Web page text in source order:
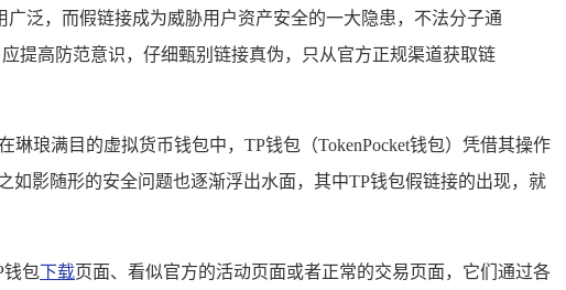
泛，而假链接成为威胁用户资产安全的一大隐患，不法分子通
提高防范意识，仔细甄别链接真伪，只从官方正规渠道获取链
琅满目的虚拟货币钱包中，TP钱包（TokenPocket钱包）凭借其操作
影随形的安全问题也逐渐浮出水面，其中TP钱包假链接的出现，就
钱包下载页面、看似官方的活动页面或者正常的交易页面，它们通过各